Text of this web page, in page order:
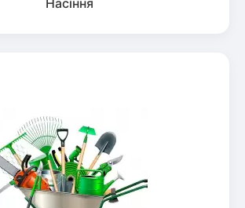
Насіння